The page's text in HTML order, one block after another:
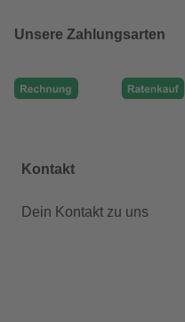
Unsere Zahlungsarten
Kontakt
Dein Kontakt zu uns